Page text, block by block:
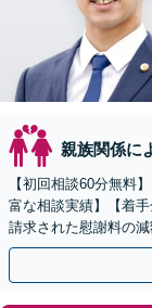
親族関係に
【初回相談60分無料
富な相談実績】【着
請求された慰謝料の
棄など様々な離婚・